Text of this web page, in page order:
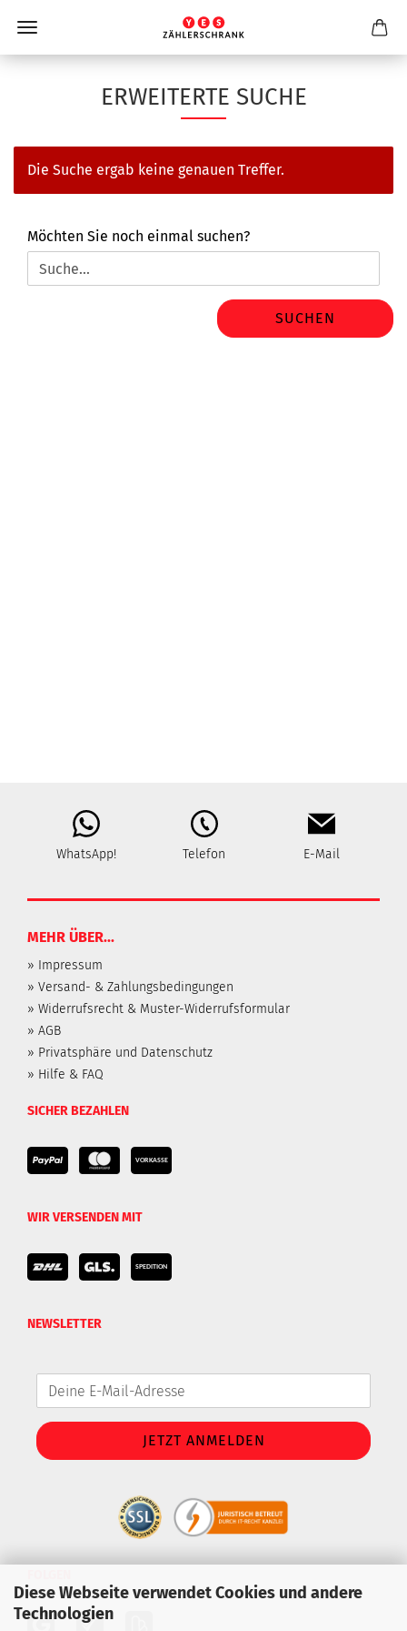
Diese Webseite verwendet Cookies und andere
Technologien
ERWEITERTE SUCHE
Die Suche ergab keine genauen Treffer.
MÖCHTEN
SIE
NOCH
Möchten Sie noch einmal suchen?
SUCHEN
WhatsApp! Telefon E-Mail
MEHR ÜBER...
» Impressum
» Versand- & Zahlungsbedingungen
» Widerrufsrecht & Muster-Widerrufsformular
» AGB
» Privatsphäre und Datenschutz
» Hilfe & FAQ
SICHER BEZAHLEN
WIR VERSENDEN MIT
NEWSLETTER